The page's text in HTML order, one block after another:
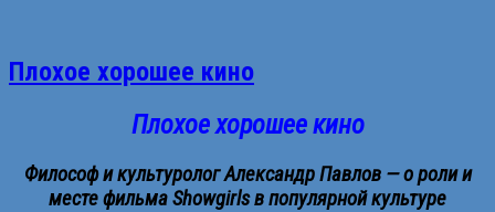
Плохое хорошее кино
Плохое хорошее кино
Философ и культуролог Александр Павлов — о роли и
месте фильма Showgirls в популярной культуре